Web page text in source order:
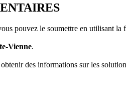
pouvez le soumettre en utilisant la
Vienne.
des informations sur les